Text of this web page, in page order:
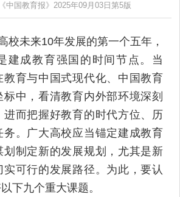
《中国教育报》2025年09月03日第5版
未来10年发展的第一个五年，
建成教育强国的时间节点。当
教育与中国式现代化、中国教育
中，看清教育内外部环境深刻
进而把握好教育的时代方位、历
务。广大高校应当锚定建成教育
划制定新的发展规划，尤其是新
实可行的发展路径。为此，要认
下九个重大课题。